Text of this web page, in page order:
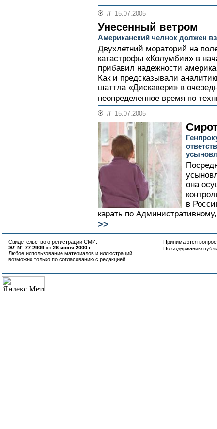
// 15.07.2005
Унесенный ветром
Американский челнок должен
Двухлетний мораторий на
катастрофы «Колумбии» в
прибавил надежности
Как и предсказывали
шаттла «Дискавери» в
неопределенное время по
// 15.07.2005
она
в
карать по
>>
Свидетельство о регистрации СМИ:
ЭЛ N° 77-2909 от 26 июня 2000 г
Любое использование материалов и иллюстраций
возможно только по согласованию с редакцией
Принимаются
По содержанию